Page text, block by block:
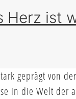
Herz ist
geprägt von
in die Welt der